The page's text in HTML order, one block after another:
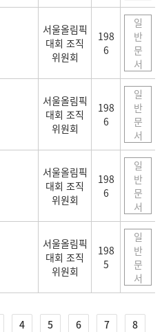
서울올림픽
대회 조직
위원회
198
6
일
반
문
서
서울올림픽
대회 조직
위원회
198
6
일
반
문
서
서울올림픽
대회 조직
위원회
198
6
일
반
문
서
서울올림픽
대회 조직
위원회
198
5
일
반
문
서
4 5 6 7
8